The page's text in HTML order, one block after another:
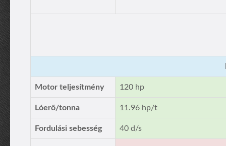
Motor teljesítmény 120 hp
Lóerő/tonna 11.96 hp/t
Fordulási sebesség 40 d/s